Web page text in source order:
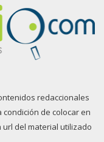
redaccionales
condición de colocar en
del material utilizado